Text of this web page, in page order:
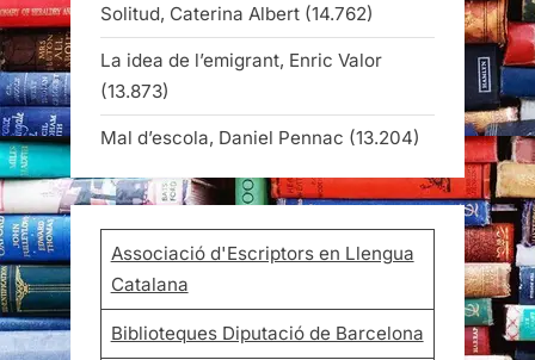
Solitud, Caterina Albert (14.762)
La idea de l’emigrant, Enric Valor
(13.873)
Mal d’escola, Daniel Pennac (13.204)
Associació d'Escriptors en Llengua
Catalana
Biblioteques Diputació de Barcelona